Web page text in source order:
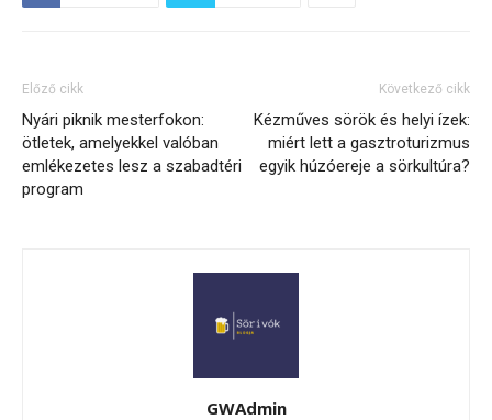
Előző cikk
Nyári piknik mesterfokon:
ötletek, amelyekkel valóban
emlékezetes lesz a szabadtéri
program
Következő cikk
Kézműves sörök és helyi ízek:
miért lett a gasztroturizmus
egyik húzóereje a sörkultúra?
GWAdmin